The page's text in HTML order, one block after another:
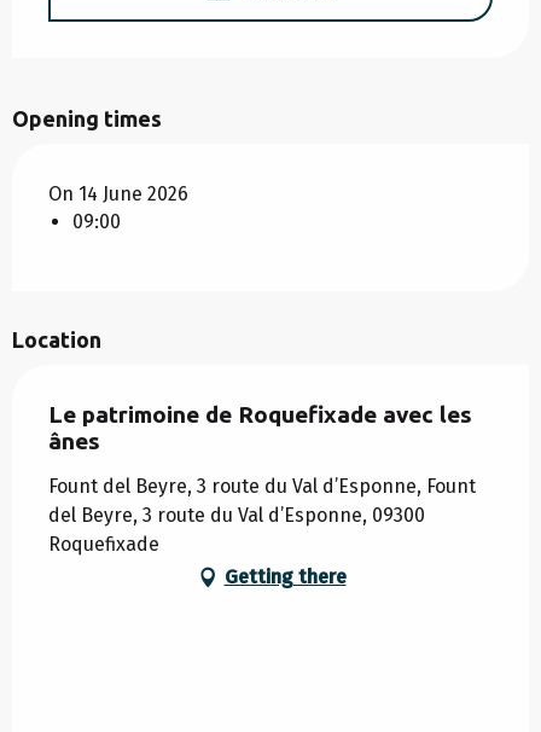
Opening times
On 14 June 2026
09:00
Location
Le patrimoine de Roquefixade avec les
ânes
Fount del Beyre, 3 route du Val d’Esponne, Fount
del Beyre, 3 route du Val d’Esponne, 09300
Roquefixade
Getting there